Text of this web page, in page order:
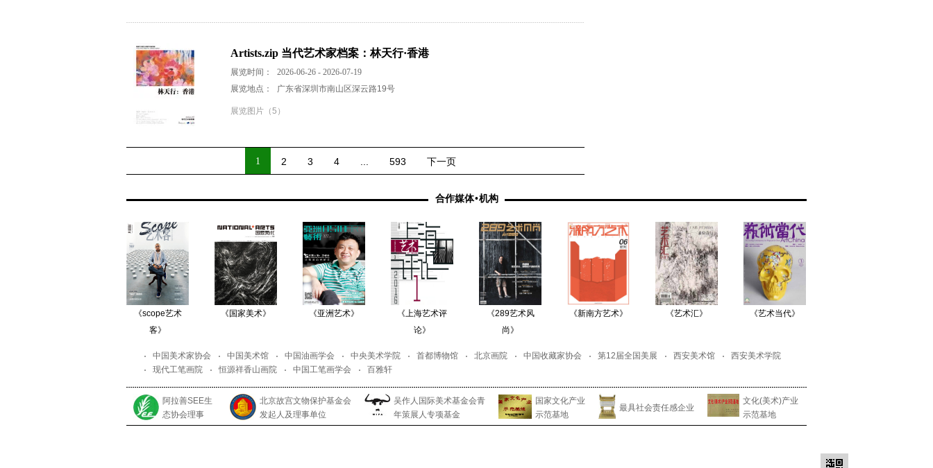
Artists.zip 当代艺术家档案：林天行·香港
展览时间：
2026-06-26 - 2026-07-19
展览地点：
广东省深圳市南山区深云路19号
展览图片（5）
1 2 3 4 593 下一页
合作媒体•机构
《scope艺术
客》
《国家美术》 《亚洲艺术》
《上海艺术评
论》
《289艺术风
尚》
《新南方艺术》 《艺术汇》 《艺术当代》
中国美术家协会 中国美术馆 中国油画学会 中央美术学院 首都博物馆 北京画院 中国收藏家协会 第12届全国美展 西安美术馆
西安美术学院
现代工笔画院
恒源祥香山画院 中国工笔画学会 百雅轩
阿拉善SEE生
态协会理事
北京故宫文物保护基金会
发起人及理事单位
吴作人国际美术基金会青
年策展人专项基金
国家文化产业
示范基地
最具社会责任感企业
文化(美术)产业
示范基地